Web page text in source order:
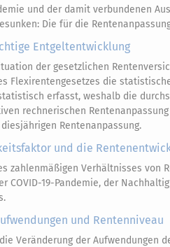
und der damit verbundenen
Die für die
Entgeltentwicklung
der gesetzlichen
Flexirentengesetzes die
erfasst, weshalb die
rechnerischen
Rentenanpassung.
und die
zahlenmäßigen Verhältnisses von
COVID-19-Pandemie, der
und Rentenniveau
Veränderung der